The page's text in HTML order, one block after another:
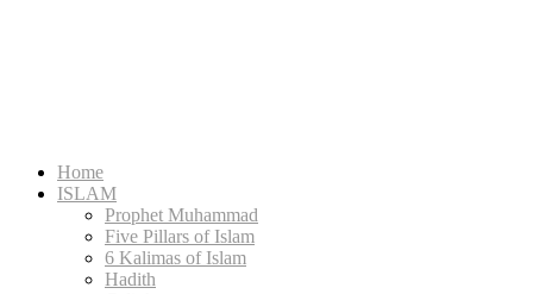
Home
ISLAM
Prophet Muhammad
Five Pillars of Islam
6 Kalimas of Islam
Hadith